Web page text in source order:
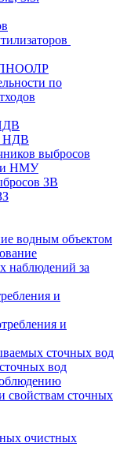
ПНООЛР
по
НДВ
выбросов
НМУ
ЗВ
водным объектом
наблюдений за
и
и
сточных вод
вод
свойствам сточных
очистных